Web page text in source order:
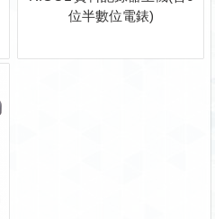
位半數位電錶)